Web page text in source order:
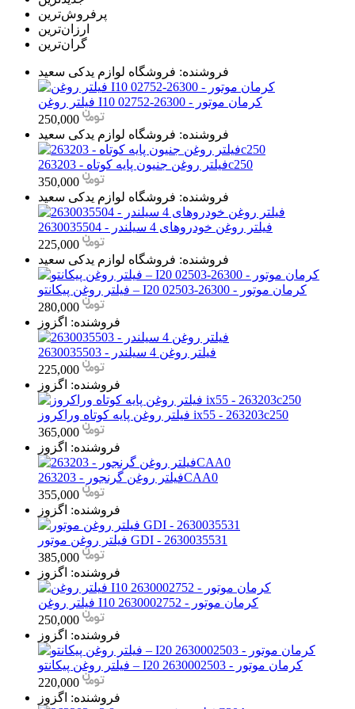
ارزان‌ترین
گران‌ترین
فروشنده: فروشگاه لوازم یدکی سعید
فیلتر روغن I10 کرمان موتور - 26300-02752
250,000
فروشنده: فروشگاه لوازم یدکی سعید
فیلتر روغن جنیون پایه کوتاه - 263203c250
350,000
فروشنده: فروشگاه لوازم یدکی سعید
فیلتر روغن خودروهای 4 سیلندر - 2630035504
225,000
فروشنده: فروشگاه لوازم یدکی سعید
فیلتر روغن پیکانتو – I20 کرمان موتور - 26300-02503
280,000
فروشنده: اگزوز
فیلتر روغن 4 سیلندر - 2630035503
225,000
فروشنده: اگزوز
فیلتر روغن پایه کوتاه وراکروز ix55 - 263203c250
365,000
فروشنده: اگزوز
فیلتر روغن گرنجور - 263203CAA0
355,000
فروشنده: اگزوز
فیلتر روغن موتور GDI - 2630035531
385,000
فروشنده: اگزوز
فیلتر روغن I10 کرمان موتور - 2630002752
250,000
فروشنده: اگزوز
فیلتر روغن پیکانتو – I20 کرمان موتور - 2630002503
220,000
فروشنده: اگزوز